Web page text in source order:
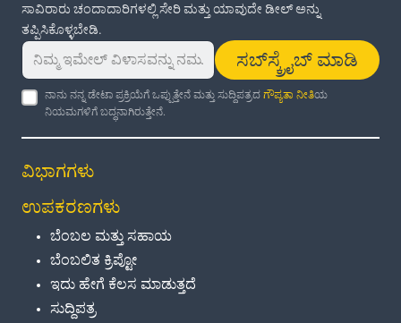
ಸಾವಿರಾರು ಚಂದಾದಾರಿಗಳಲ್ಲಿ ಸೇರಿ ಮತ್ತು ಯಾವುದೇ ಡೀಲ್ ಅನ್ನು
ತಪ್ಪಿಸಿಕೊಳ್ಳಬೇಡಿ.
ಸಬ್‌ಸ್ಕ್ರೈಬ್ ಮಾಡಿ
ನಾನು ನನ್ನ ಡೇಟಾ ಪ್ರಕ್ರಿಯೆಗೆ ಒಪ್ಪುತ್ತೇನೆ ಮತ್ತು ಸುದ್ದಿಪತ್ರದಗೌಪ್ಯತಾ ನೀತಿಯ
ನಿಯಮಗಳಿಗೆ ಬದ್ಧನಾಗಿರುತ್ತೇನೆ.
ವಿಭಾಗಗಳು
ಉಪಕರಣಗಳು
ಬೆಂಬಲ ಮತ್ತು ಸಹಾಯ
ಬೆಂಬಲಿತ ಕ್ರಿಪ್ಟೋ
ಇದು ಹೇಗೆ ಕೆಲಸ ಮಾಡುತ್ತದೆ
ಸುದ್ದಿಪತ್ರ